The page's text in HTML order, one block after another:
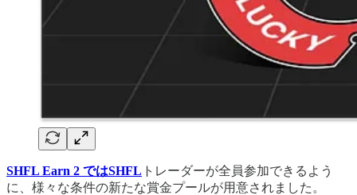
SHFL Earn 2 ではSHFL トレーダーが全員参加できるよう
に、様々な条件の新たな賞金プールが用意されました。